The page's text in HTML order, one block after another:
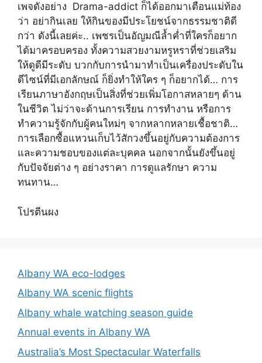
เพจดังอย่าง Drama-addict ก็ได้ออกมาเตือนแม่ท้อง
ว่า อย่ากินเลย ให้กินของมีประโยชน์จากธรรมชาติดี
กว่า ดังนี้เลยค่ะ.. เพชรเป็นอัญมณีล้ำค่ำที่ใครก็อยาก
ได้มาครอบครอง ทั้งความสวยงามหรูหราที่ช่วยเสริม
ให้ดูดีมีระดับ บวกกับการนำมาทำเป็นเครื่องประดับใน
ดีไซน์ที่มีเอกลักษณ์ ก็ยิ่งทำให้ใคร ๆ ก็อยากได้… การ
เรียนภาษาอังกฤษเป็นสิ่งที่ช่วยเพิ่มโอกาสหลายๆ ด้าน
ในชีวิต ไม่ว่าจะด้านการเรียน การทำงาน หรือการ
ทำความรู้จักกับผู้คนใหม่ๆ จากหลากหลายเชื้อชาติ…
การเลือกซื้อแหวนเก็บไว้สักวงขึ้นอยู่กับความต้องการ
และความชอบของแต่ละบุคคล นอกจากนั้นยังขึ้นอยู่
กับปัจจัยต่าง ๆ อย่างราคา การดูแลรักษา ความ
ทนทาน…
โปรตีนผง
Albany WA eco-lodges
Albany WA scenic flights
Albany whale watching season guide
Annual events in Albany WA
Australia’s Most Spectacular Waterfalls